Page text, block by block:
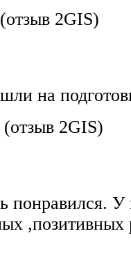
2GIS)
на
2GIS)
понравился. У
,позитивных